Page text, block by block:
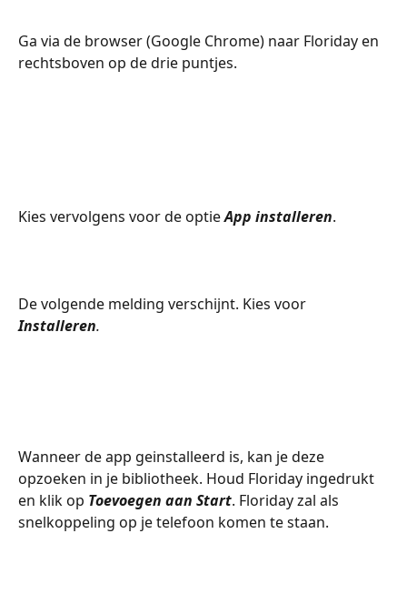
Ga via de browser (Google Chrome) naar Floriday en
rechtsboven op de drie puntjes.
Kies vervolgens voor de optie App installeren.
De volgende melding verschijnt. Kies voor
Installeren.
Wanneer de app geinstalleerd is, kan je deze
opzoeken in je bibliotheek. Houd Floriday ingedrukt
en klik op Toevoegen aan Start. Floriday zal als
snelkoppeling op je telefoon komen te staan.